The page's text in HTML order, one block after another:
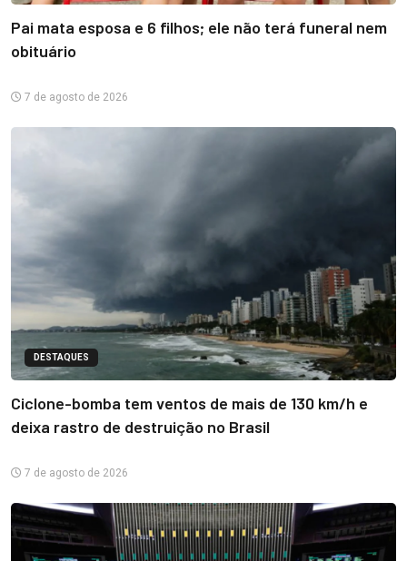
Pai mata esposa e 6 filhos; ele não terá funeral nem
obituário
7 de agosto de 2026
DESTAQUES
Ciclone-bomba tem ventos de mais de 130 km/h e
deixa rastro de destruição no Brasil
7 de agosto de 2026